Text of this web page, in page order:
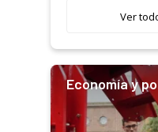
Ver
Economía y